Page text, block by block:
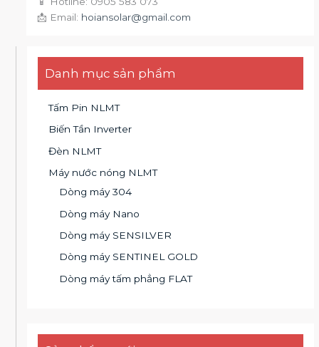
📩 Email: hoiansolar@gmail.com
Danh mục sản phẩm
Tấm Pin NLMT
Biến Tần Inverter
Đèn NLMT
Máy nước nóng NLMT
Dòng máy 304
Dòng máy Nano
Dòng máy SENSILVER
Dòng máy SENTINEL GOLD
Dòng máy tấm phẳng FLAT